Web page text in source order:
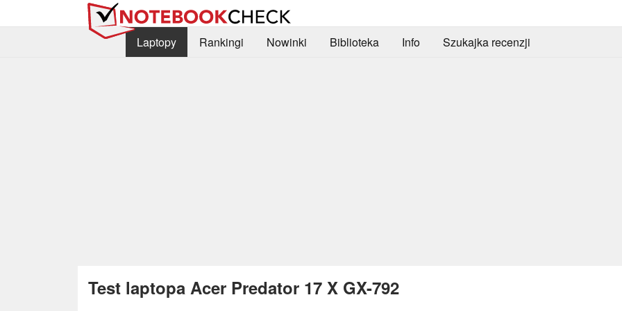
Laptopy Rankingi Nowinki Biblioteka Info Szukajka recenzji
Test laptopa Acer Predator 17 X GX-792